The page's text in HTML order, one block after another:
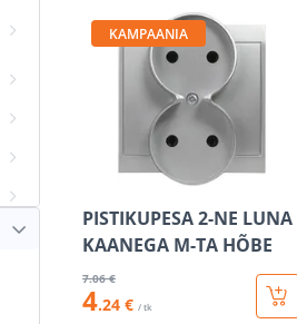
KAMPAANIA
PISTIKUPESA 2-NE LUNA
KAANEGA M-TA HÕBE
7.06 €
4.24 € / tk